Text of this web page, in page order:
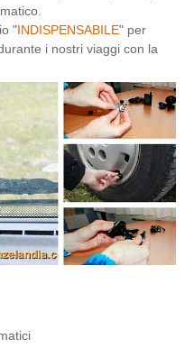
"INDISPENSABILE" per
i nostri viaggi con la